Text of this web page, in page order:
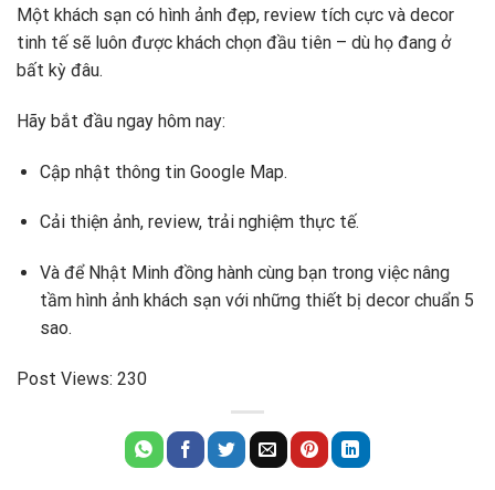
Một khách sạn có hình ảnh đẹp, review tích cực và decor
tinh tế sẽ luôn được khách chọn đầu tiên – dù họ đang ở
bất kỳ đâu.
Hãy bắt đầu ngay hôm nay:
Cập nhật thông tin Google Map.
Cải thiện ảnh, review, trải nghiệm thực tế.
Và để Nhật Minh đồng hành cùng bạn trong việc nâng
tầm hình ảnh khách sạn với những thiết bị decor chuẩn 5
sao.
Post Views: 230